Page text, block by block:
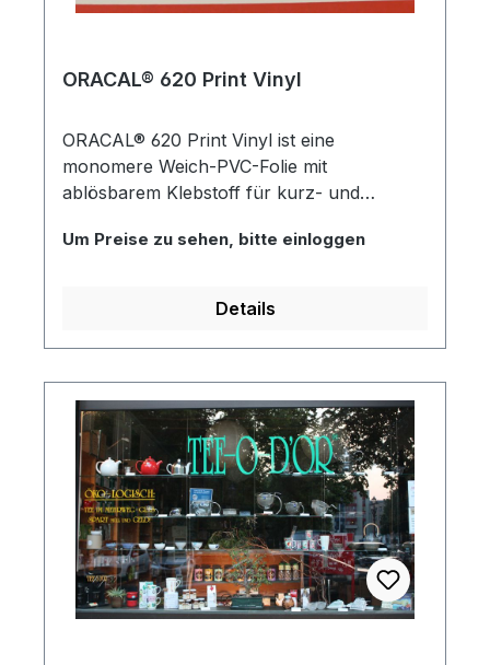
ORACAL® 620 Print Vinyl
ORACAL® 620 Print Vinyl ist eine
monomere Weich-PVC-Folie mit
ablösbarem Klebstoff für kurz- und
und Dekorationen im Außenbereich. Im
Empfohlen wird Siebdruck. Für Flexo- und
erforderlich.
Um Preise zu sehen, bitte einloggen
Details